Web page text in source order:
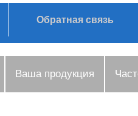
Обратная связь
Ваша продукция